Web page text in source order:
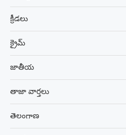
క్రీడలు
క్రైమ్
జాతీయ
తాజా వార్తలు
తెలంగాణ